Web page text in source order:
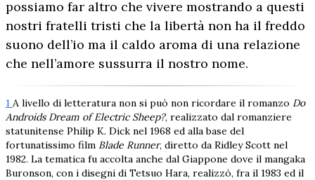
possiamo far altro che vivere mostrando a questi
nostri fratelli tristi che la libertà non ha il freddo
suono dell’io ma il caldo aroma di una relazione
che nell’amore sussurra il nostro nome.
1 A livello di letteratura non si può non ricordare il romanzo Do
Androids Dream of Electric Sheep?, realizzato dal romanziere
statunitense Philip K. Dick nel 1968 ed alla base del
fortunatissimo film Blade Runner, diretto da Ridley Scott nel
1982. La tematica fu accolta anche dal Giappone dove il mangaka
Buronson, con i disegni di Tetsuo Hara, realizzò, fra il 1983 ed il